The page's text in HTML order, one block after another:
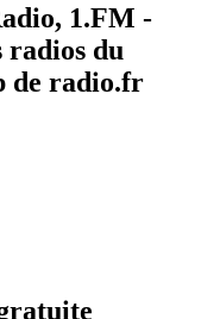
1.FM -
radios du
de radio.fr